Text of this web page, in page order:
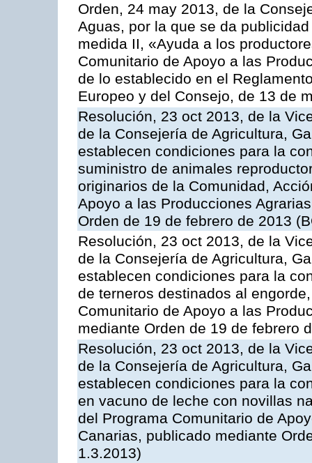
Orden, 24 may 2013, de la
Aguas, por la que se da
medida II, «Ayuda a los
Comunitario de Apoyo a las
de lo establecido en el
Europeo y del Consejo, de 13 de
Resolución, 23 oct 2013, de la
de la Consejería de Agricultura,
establecen condiciones para la
suministro de animales
originarios de la Comunidad,
Apoyo a las Producciones
Orden de 19 de febrero de 2013
Resolución, 23 oct 2013, de la
de la Consejería de Agricultura,
establecen condiciones para la
de terneros destinados al
Comunitario de Apoyo a las
mediante Orden de 19 de febrero
Resolución, 23 oct 2013, de la
de la Consejería de Agricultura,
establecen condiciones para la
en vacuno de leche con novillas
del Programa Comunitario de
Canarias, publicado mediante
1.3.2013)